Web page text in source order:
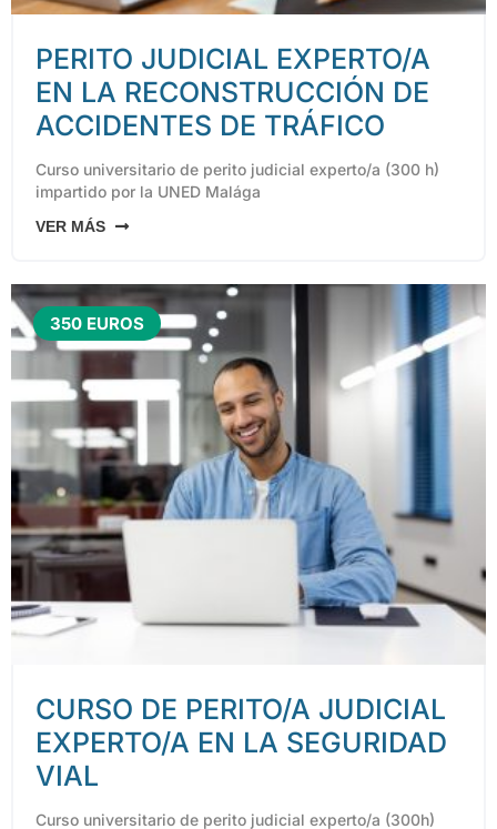
PERITO JUDICIAL EXPERTO/A
EN LA RECONSTRUCCIÓN DE
ACCIDENTES DE TRÁFICO
Curso universitario de perito judicial experto/a (300 h)
impartido por la UNED Malága
VER MÁS
350 EUROS
CURSO DE PERITO/A JUDICIAL
EXPERTO/A EN LA SEGURIDAD
VIAL
Curso universitario de perito judicial experto/a (300h)